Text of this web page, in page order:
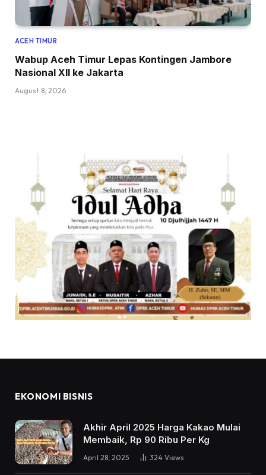
ACEH TIMUR
Wabup Aceh Timur Lepas Kontingen Jambore
Nasional XII ke Jakarta
August 8, 2026
EKONOMI BISNIS
Akhir April 2025 Harga Kakao Mulai
Membaik, Rp 90 Ribu Per Kg
April 28, 2025 324 Views